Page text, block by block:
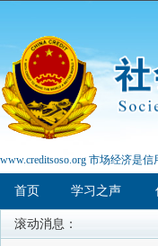
www.creditsoso.org 市场经济是
首页 学习之声
滚动消息：